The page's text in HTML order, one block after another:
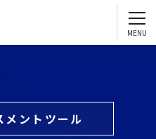
個人受験
ントツール